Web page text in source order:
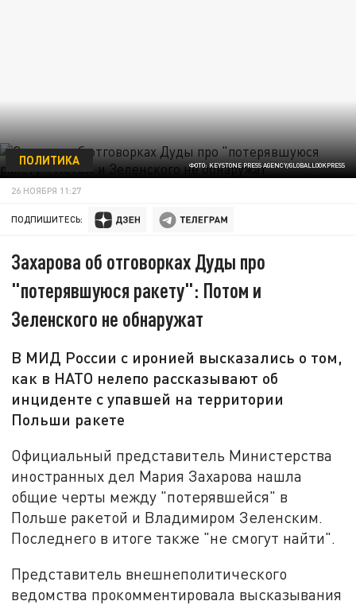
ФОТО: KEYSTONE PRESS AGENCY/GLOBALLOOKPRESS
ПОЛИТИКА
26 НОЯБРЯ 11:27
ПОДПИШИТЕСЬ:
Захарова об отговорках Дуды про
"потерявшуюся ракету": Потом и
Зеленского не обнаружат
В МИД России с иронией высказались о том,
как в НАТО нелепо рассказывают об
инциденте с упавшей на территории
Польши ракете
Официальный представитель Министерства
иностранных дел Мария Захарова нашла
общие черты между "потерявшейся" в
Польше ракетой и Владимиром Зеленским.
Последнего в итоге также "не смогут найти".
Представитель внешнеполитического
ведомства прокомментировала высказывания